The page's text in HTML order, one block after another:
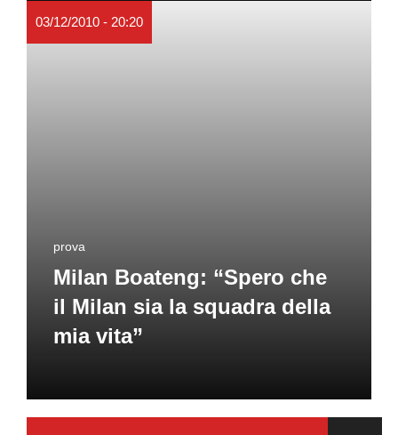
03/12/2010 - 20:20
prova
Milan Boateng: “Spero che
il Milan sia la squadra della
mia vita”